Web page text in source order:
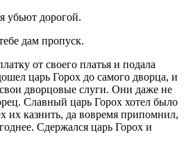
дорогой.
дам пропуск.
от своего платья и подала
царь Горох до самого дворца, и
дворцовые слуги. Они даже не
Славный царь Горох хотел было
их казнить, да вовремя припомнил,
Сдержался царь Горох и